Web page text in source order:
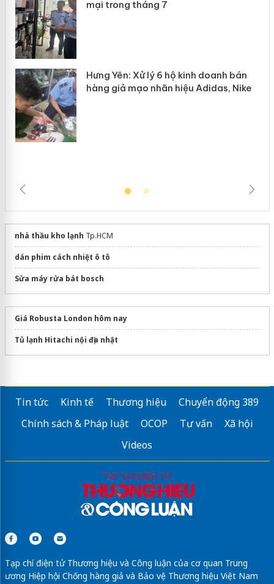
nhà thầu kho lạnh Tp.HCM
dán phim cách nhiệt ô tô
Sửa máy rửa bát bosch
Giá Robusta London hôm nay
Tủ lạnh Hitachi nội địa nhật
Tin tức Kinh tế Thương hiệu
Chuyển động 389
Chính sách & Pháp luật
OCOP Tư vấn
Xã hội
Videos
Tạp chí điện tử Thương hiệu và Công luận của cơ quan Trung
ương Hiệp hội Chống hàng giả và Bảo vệ Thương hiệu Việt Nam